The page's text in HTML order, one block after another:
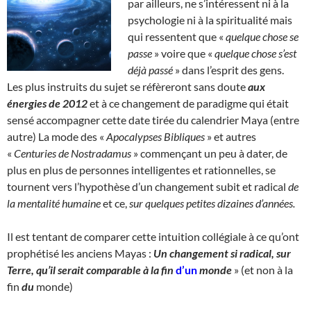
par ailleurs, ne s’intéressent ni à la
psychologie ni à la spiritualité mais
qui ressentent que « quelque chose se
passe » voire que « quelque chose s’est
déjà passé » dans l’esprit des gens.
Les plus instruits du sujet se réfèreront sans douteaux
énergies de 2012et à ce changement de paradigme qui était
sensé accompagner cette date tirée du calendrier Maya (entre
autre) La mode des « Apocalypses Bibliques » et autres
« Centuries de Nostradamus » commençant un peu à dater, de
plus en plus de personnes intelligentes et rationnelles, se
tournent vers l’hypothèse d’un changement subit et radical de
la mentalité humaineet ce, sur quelques petites dizaines d’années.
Il est tentant de comparer cette intuition collégiale à ce qu’ont
prophétisé les anciens Mayas : Un changement si radical, sur
Terre, qu’il serait comparable à la fin d’unmonde » (et non à la
fin du monde)